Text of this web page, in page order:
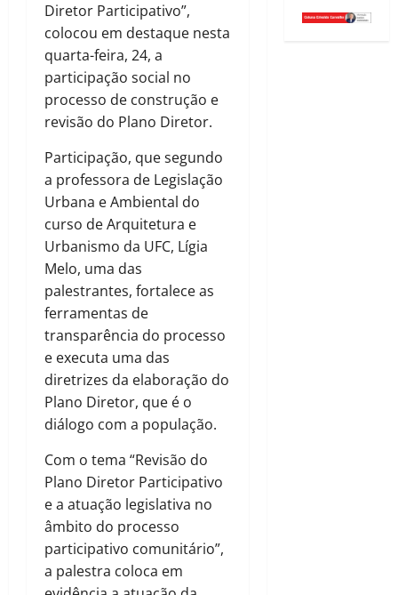
Diretor Participativo”,
colocou em destaque nesta
quarta-feira, 24, a
participação social no
processo de construção e
revisão do Plano Diretor.
Participação, que segundo
a professora de Legislação
Urbana e Ambiental do
curso de Arquitetura e
Urbanismo da UFC, Lígia
Melo, uma das
palestrantes, fortalece as
ferramentas de
transparência do processo
e executa uma das
diretrizes da elaboração do
Plano Diretor, que é o
diálogo com a população.
Com o tema “Revisão do
Plano Diretor Participativo
e a atuação legislativa no
âmbito do processo
participativo comunitário”,
a palestra coloca em